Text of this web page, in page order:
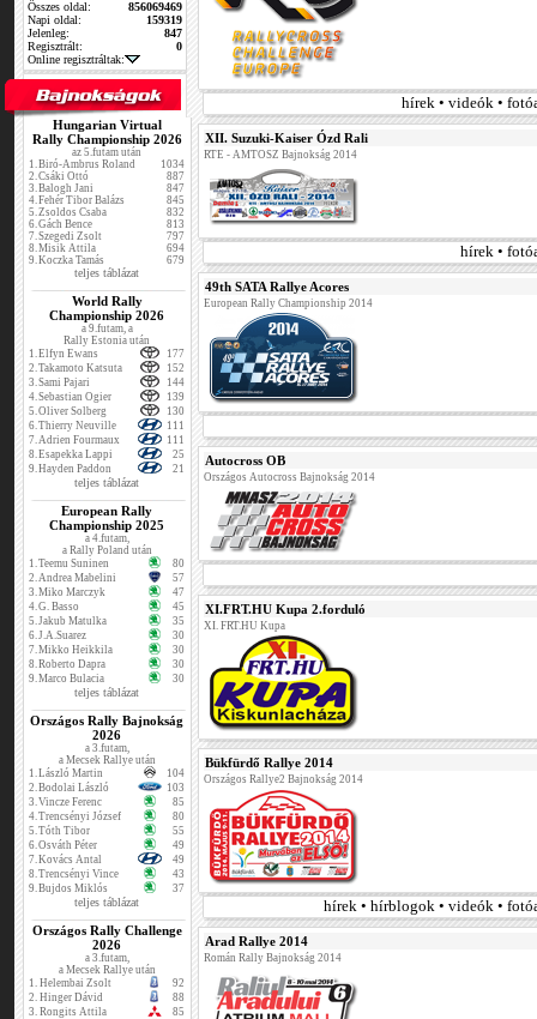
Összes oldal:
856069469
Napi oldal:
159319
Jelenleg:
847
Regisztrált:
0
Online regisztráltak:
Hungarian Virtual
Rally Championship 2026
az 5.futam után
1.Biró-Ambrus Roland
1034
2.Csáki Ottó
887
3.Balogh Jani
847
4.Fehér Tibor Balázs
845
5.Zsoldos Csaba
832
6.Gách Bence
813
7.Szegedi Zsolt
797
8.Misik Attila
694
9.Koczka Tamás 679
teljes táblázat
World Rally
Championship 2026
a 9.futam, a
Rally Estonia után
1.Elfyn Ewans
177
2.Takamoto Katsuta
152
3.Sami Pajari
144
4.Sebastian Ogier
139
5.Oliver Solberg
130
6.Thierry Neuville
111
7.Adrien Fourmaux
111
8.Esapekka Lappi
25
9.Hayden Paddon 21
teljes táblázat
European Rally
Championship 2025
a 4.futam,
a Rally Poland után
1.Teemu Suninen
80
2.Andrea Mabelini
57
3.Miko Marczyk
47
4.G. Basso
45
5.Jakub Matulka
35
6.J.A.Suarez
30
7.Mikko Heikkila
30
8.Roberto Dapra
30
9.Marco Bulacia 30
teljes táblázat
Országos Rally Bajnokság
2026
a 3.futam,
a Mecsek Rallye után
1.László Martin
104
2.Bodolai László
103
3.Vincze Ferenc
85
4.Trencsényi József
80
5.Tóth Tibor
55
6.Osváth Péter
49
7.Kovács Antal
49
8.Trencsényi Vince
43
9.Bujdos Miklós 37
teljes táblázat
Országos Rally Challenge
2026
a 3.futam,
a Mecsek Rallye után
1. Helembai Zsolt
92
2. Hinger Dávid
88
3. Rongits Attila
85
hírek • videók •
XII. Suzuki-Kaiser Ózd Rali
RTE - AMTOSZ Bajnokság 2014
hírek •
49th SATA Rallye Acores
European Rally Championship 2014
Autocross OB
Országos Autocross Bajnokság 2014
XI.FRT.HU Kupa 2.forduló
XI. FRT.HU Kupa
Bükfürdő Rallye 2014
Országos Rallye2 Bajnokság 2014
hírek • hírblogok • videók •
Arad Rallye 2014
Román Rally Bajnokság 2014